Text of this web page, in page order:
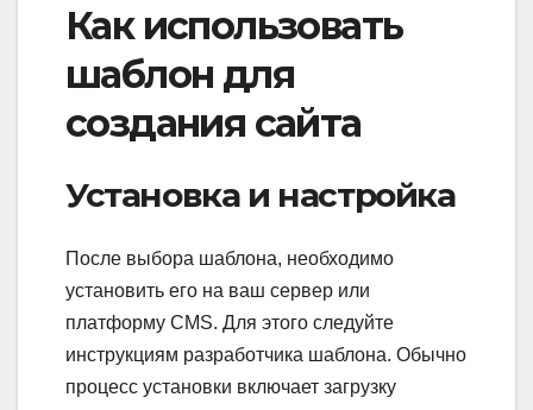
Как использовать
шаблон для
создания сайта
Установка и настройка
После выбора шаблона, необходимо
установить его на ваш сервер или
платформу CMS. Для этого следуйте
инструкциям разработчика шаблона. Обычно
процесс установки включает загрузку